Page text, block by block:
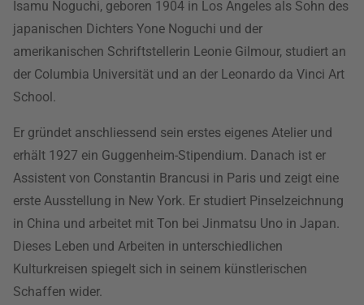
Isamu Noguchi, geboren 1904 in Los Angeles als Sohn des
japanischen Dichters Yone Noguchi und der
amerikanischen Schriftstellerin Leonie Gilmour, studiert an
der Columbia Universität und an der Leonardo da Vinci Art
School.
Er gründet anschliessend sein erstes eigenes Atelier und
erhält 1927 ein Guggenheim-Stipendium. Danach ist er
Assistent von Constantin Brancusi in Paris und zeigt eine
erste Ausstellung in New York. Er studiert Pinselzeichnung
in China und arbeitet mit Ton bei Jinmatsu Uno in Japan.
Dieses Leben und Arbeiten in unterschiedlichen
Kulturkreisen spiegelt sich in seinem künstlerischen
Schaffen wider.